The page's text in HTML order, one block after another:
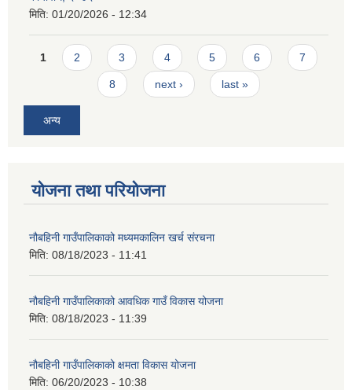
मिति: 01/20/2026 - 12:34
Pages
1 2 3 4 5 6 7
8 next › last »
अन्य
योजना तथा परियोजना
नौबहिनी गाउँपालिकाको मध्यमकालिन खर्च संरचना
मिति: 08/18/2023 - 11:41
नौबहिनी गाउँपालिकाको आवधिक गाउँ विकास योजना
मिति: 08/18/2023 - 11:39
नौबहिनी गाउँपालिकाको क्षमता विकास योजना
मिति: 06/20/2023 - 10:38